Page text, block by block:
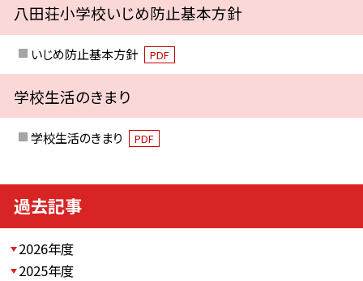
八田荘小学校いじめ防止基本方針
いじめ防止基本方針 PDF
学校生活のきまり
学校生活のきまり PDF
過去記事
2026年度
2025年度